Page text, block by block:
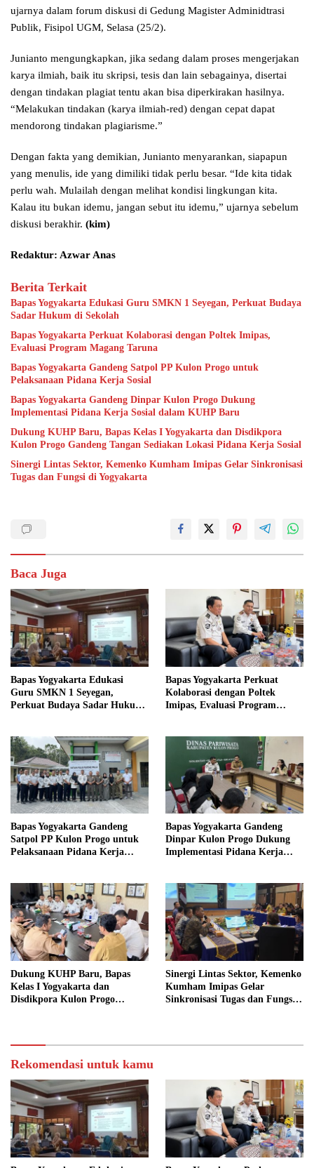
ujarnya dalam forum diskusi di Gedung Magister Adminidtrasi
Publik, Fisipol UGM, Selasa (25/2).
Junianto mengungkapkan, jika sedang dalam proses mengerjakan
karya ilmiah, baik itu skripsi, tesis dan lain sebagainya, disertai
dengan tindakan plagiat tentu akan bisa diperkirakan hasilnya.
“Melakukan tindakan (karya ilmiah-red) dengan cepat dapat
mendorong tindakan plagiarisme.”
Dengan fakta yang demikian, Junianto menyarankan, siapapun
yang menulis, ide yang dimiliki tidak perlu besar. “Ide kita tidak
perlu wah. Mulailah dengan melihat kondisi lingkungan kita.
Kalau itu bukan idemu, jangan sebut itu idemu,” ujarnya sebelum
diskusi berakhir. (kim)
Redaktur: Azwar Anas
Berita Terkait
Bapas Yogyakarta Edukasi Guru SMKN 1 Seyegan, Perkuat Budaya
Sadar Hukum di Sekolah
Bapas Yogyakarta Perkuat Kolaborasi dengan Poltek Imipas,
Evaluasi Program Magang Taruna
Bapas Yogyakarta Gandeng Satpol PP Kulon Progo untuk
Pelaksanaan Pidana Kerja Sosial
Bapas Yogyakarta Gandeng Dinpar Kulon Progo Dukung
Implementasi Pidana Kerja Sosial dalam KUHP Baru
Dukung KUHP Baru, Bapas Kelas I Yogyakarta dan Disdikpora
Kulon Progo Gandeng Tangan Sediakan Lokasi Pidana Kerja Sosial
Sinergi Lintas Sektor, Kemenko Kumham Imipas Gelar Sinkronisasi
Tugas dan Fungsi di Yogyakarta
Baca Juga
Bapas Yogyakarta Edukasi
Guru SMKN 1 Seyegan,
Perkuat Budaya Sadar Hukum
Bapas Yogyakarta Perkuat
Kolaborasi dengan Poltek
Imipas, Evaluasi Program
Bapas Yogyakarta Gandeng
Satpol PP Kulon Progo untuk
Pelaksanaan Pidana Kerja
Bapas Yogyakarta Gandeng
Dinpar Kulon Progo Dukung
Implementasi Pidana Kerja
Dukung KUHP Baru, Bapas
Kelas I Yogyakarta dan
Disdikpora Kulon Progo
Sinergi Lintas Sektor, Kemenko
Kumham Imipas Gelar
Sinkronisasi Tugas dan Fungsi
Rekomendasi untuk kamu